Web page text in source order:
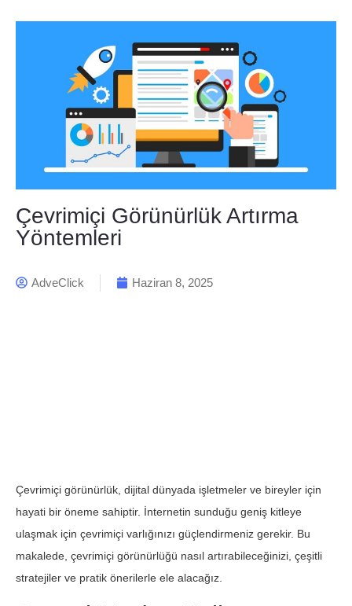
Çevrimiçi Görünürlük Artırma
Yöntemleri
AdveClick Haziran 8, 2025
Çevrimiçi görünürlük, dijital dünyada işletmeler ve bireyler için
hayati bir öneme sahiptir. İnternetin sunduğu geniş kitleye
ulaşmak için çevrimiçi varlığınızı güçlendirmeniz gerekir. Bu
makalede, çevrimiçi görünürlüğü nasıl artırabileceğinizi, çeşitli
stratejiler ve pratik önerilerle ele alacağız.